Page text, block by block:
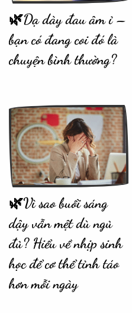
🌿Dạ dày đau âm ỉ –
bạn có đang coi đó là
chuyện bình thường?
🌿Vì sao buổi sáng
dậy vẫn mệt dù ngủ
đủ? Hiểu về nhịp sinh
học để cơ thể tỉnh táo
hơn mỗi ngày